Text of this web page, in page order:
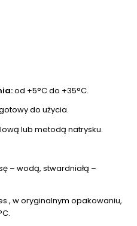
od +5°C do +35°C.
do użycia.
lub metodą natrysku.
– wodą, stwardniałą –
w oryginalnym opakowaniu,